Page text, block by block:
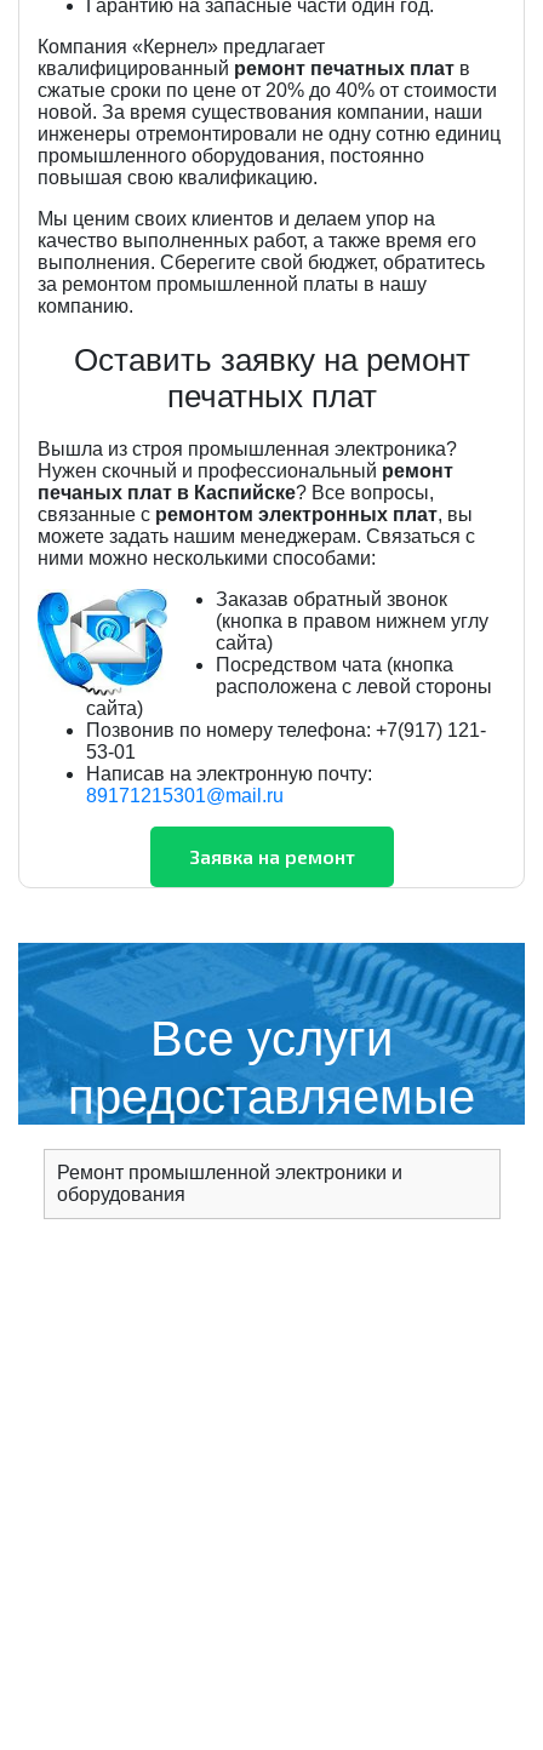
Гарантию на запасные части один год.
Компания «Кернел» предлагает
квалифицированный ремонт печатных плат в
сжатые сроки по цене от 20% до 40% от стоимости
новой. За время существования компании, наши
инженеры отремонтировали не одну сотню единиц
промышленного оборудования, постоянно
повышая свою квалификацию.
Мы ценим своих клиентов и делаем упор на
качество выполненных работ, а также время его
выполнения. Сберегите свой бюджет, обратитесь
за ремонтом промышленной платы в нашу
компанию.
Оставить заявку на ремонт
печатных плат
Вышла из строя промышленная электроника?
Нужен скочный и профессиональный ремонт
печаных плат в Каспийске? Все вопросы,
связанные с ремонтом электронных плат, вы
можете задать нашим менеджерам. Связаться с
ними можно несколькими способами:
Заказав обратный звонок
(кнопка в правом нижнем углу
сайта)
Посредством чата (кнопка
расположена с левой стороны
сайта)
Позвонив по номеру телефона: +7(917) 121-
53-01
Написав на электронную почту:
89171215301@mail.ru
Все услуги
предоставляемые
сервисным центром
Ремонт промышленной электроники и
оборудования